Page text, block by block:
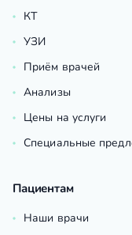
КТ
УЗИ
Приём врачей
Анализы
Цены на услуги
Специальные
Пациентам
Наши врачи